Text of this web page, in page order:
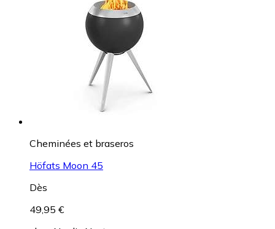
Cheminées et braseros
Höfats Moon 45
Dès
49,95 €